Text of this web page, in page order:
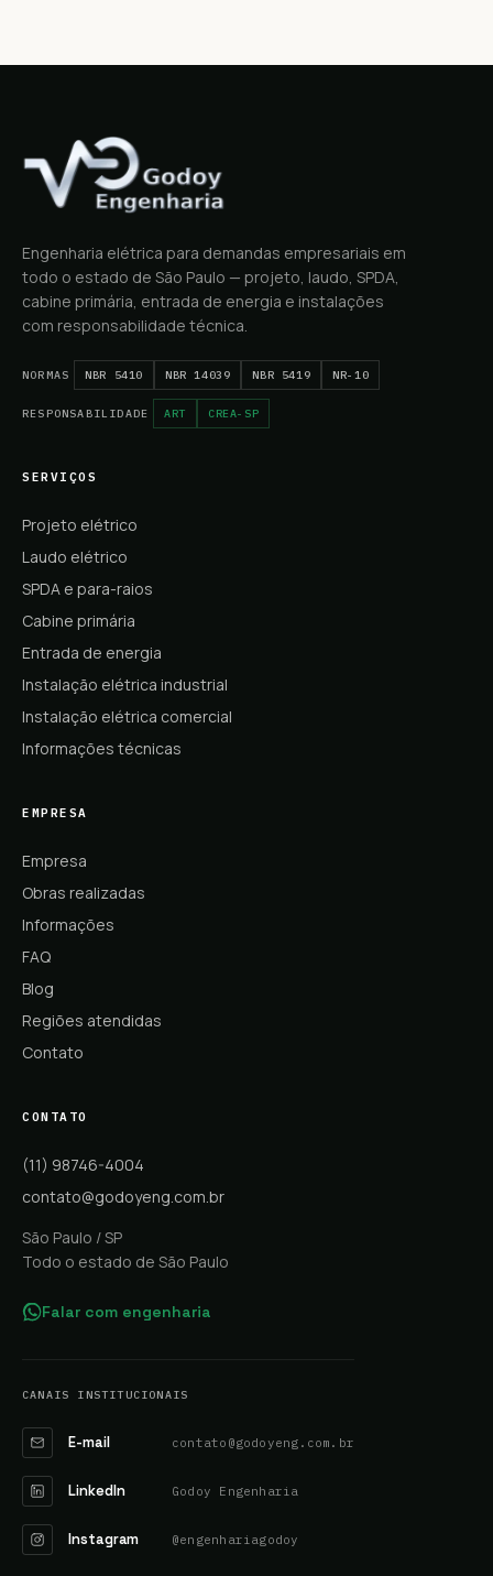
Engenharia elétrica para demandas empresariais em
todo o estado de São Paulo — projeto, laudo, SPDA,
cabine primária, entrada de energia e instalações
com responsabilidade técnica.
NORMAS NBR 5410 NBR 14039 NBR 5419 NR-10
RESPONSABILIDADE ART CREA-SP
SERVIÇOS
Projeto elétrico
Laudo elétrico
SPDA e para-raios
Cabine primária
Entrada de energia
Instalação elétrica industrial
Instalação elétrica comercial
Informações técnicas
EMPRESA
Empresa
Obras realizadas
Informações
FAQ
Blog
Regiões atendidas
Contato
CONTATO
(11) 98746-4004
contato@godoyeng.com.br
São Paulo / SP
Todo o estado de São Paulo
Falar com engenharia
CANAIS INSTITUCIONAIS
E-mail contato@godoyeng.com.br
LinkedIn Godoy Engenharia
Instagram @engenhariagodoy